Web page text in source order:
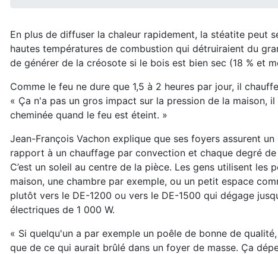
En plus de diffuser la chaleur rapidement, la stéatite peut
hautes températures de combustion qui détruiraient du
de générer de la créosote si le bois est bien sec (18 % et
Comme le feu ne dure que 1,5 à 2 heures par jour, il
« Ça n'a pas un gros impact sur la pression de la
cheminée quand le feu est éteint. »
Jean-François Vachon explique que ses foyers assurent
rapport à un chauffage par convection et chaque degré
C’est un soleil au centre de la pièce. Les gens utilisent les
maison, une chambre par exemple, ou un petit espace
plutôt vers le DE-1200 ou vers le DE-1500 qui dégage
électriques de 1 000 W.
« Si quelqu'un a par exemple un poêle de bonne de
que de ce qui aurait brûlé dans un foyer de masse. Ça